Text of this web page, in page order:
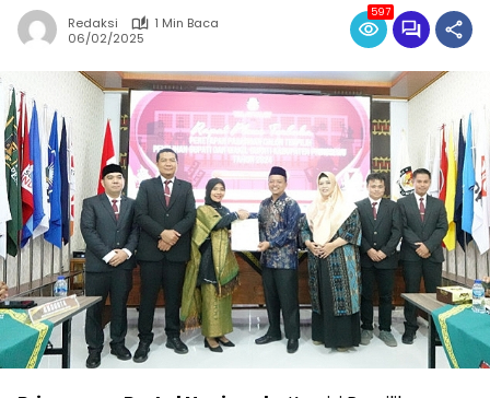
Redaksi
1 Min Baca
06/02/2025
597